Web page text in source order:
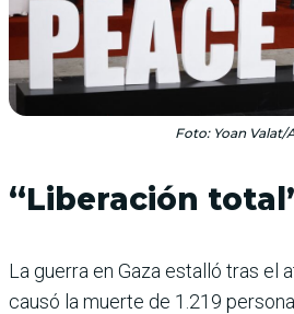
Foto: Yoan Valat/
“Liberación
La guerra en Gaza estalló tras el
causó la muerte de 1.219